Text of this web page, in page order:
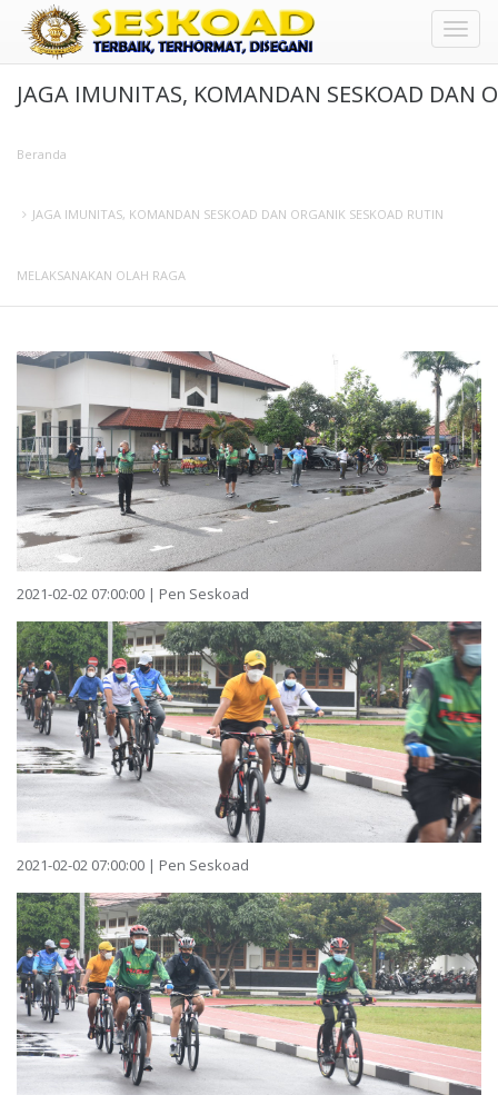
Toggle
JAGA IMUNITAS, KOMANDAN SESKOAD DAN
Beranda
JAGA IMUNITAS, KOMANDAN SESKOAD DAN ORGANIK SESKOAD RUTIN
MELAKSANAKAN OLAH RAGA
2021-02-02 07:00:00 | Pen Seskoad
2021-02-02 07:00:00 | Pen Seskoad